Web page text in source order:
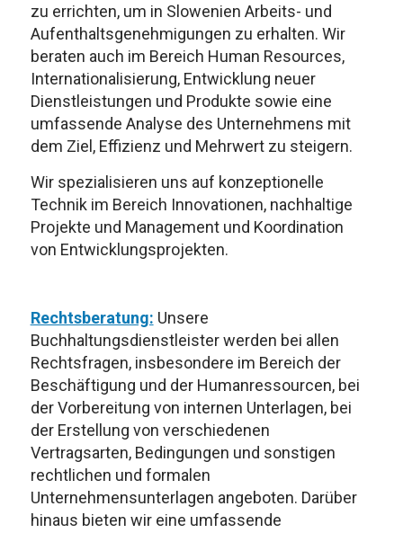
zu errichten, um in Slowenien Arbeits- und
Aufenthaltsgenehmigungen zu erhalten. Wir
beraten auch im Bereich Human Resources,
Internationalisierung, Entwicklung neuer
Dienstleistungen und Produkte sowie eine
umfassende Analyse des Unternehmens mit
dem Ziel, Effizienz und Mehrwert zu steigern.
Wir spezialisieren uns auf konzeptionelle
Technik im Bereich Innovationen, nachhaltige
Projekte und Management und Koordination
von Entwicklungsprojekten.
Rechtsberatung: Unsere
Buchhaltungsdienstleister werden bei allen
Rechtsfragen, insbesondere im Bereich der
Beschäftigung und der Humanressourcen, bei
der Vorbereitung von internen Unterlagen, bei
der Erstellung von verschiedenen
Vertragsarten, Bedingungen und sonstigen
rechtlichen und formalen
Unternehmensunterlagen angeboten. Darüber
hinaus bieten wir eine umfassende